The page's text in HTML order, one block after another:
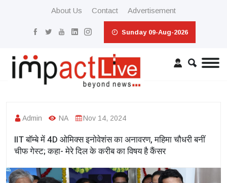
About Us Contact Advertisement
Sunday 09-Aug-2026
Admin NA Nov 14, 2024
IIT बॉम्बे में 4D ओमिक्स इनोवेशंस का अनावरण, महिमा चौधरी बनीं
चीफ गेस्ट; कहा- मेरे दिल के करीब का विषय है कैंसर